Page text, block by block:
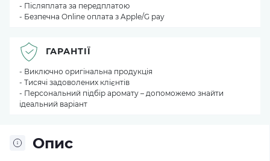
Опис
- Післяплата за передплатою
- Безпечна Online оплата з Apple/G pay
ГАРАНТІЇ
- Виключно оригінальна продукція
- Тисячі задоволених клієнтів
- Персональний підбір аромату – допоможемо знайти
ідеальний варіант